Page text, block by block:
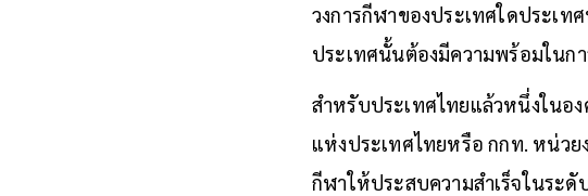
วงการกีฬาของประเทศใดประเ
ประเทศนั้นต้องมีความพร้อมในก
สำหรับประเทศไทยแล้วหนึ่งในอ
แห่งประเทศไทยหรือ กกท. หน่ว
กีฬาให้ประสบความสำเร็จในระดั